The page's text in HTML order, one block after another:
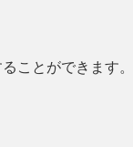
ことができます。